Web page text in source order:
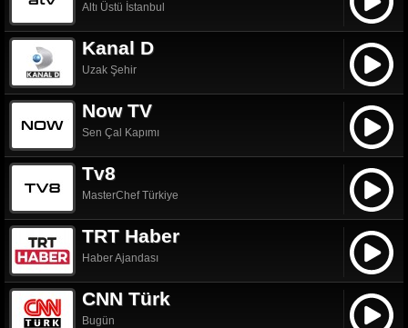
Altı Üstü İstanbul
Kanal D
Uzak Şehir
Now TV
Sen Çal Kapımı
Tv8
MasterChef Türkiye
TRT Haber
Haber Ajandası
CNN Türk
Bugün